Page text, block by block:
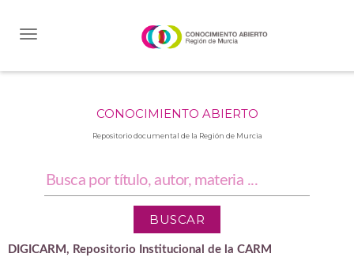
CONOCIMIENTO ABIERTO
Repositorio documental de la Región de Murcia
DIGICARM, Repositorio Institucional de la CARM